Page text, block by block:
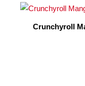
Crunchyroll